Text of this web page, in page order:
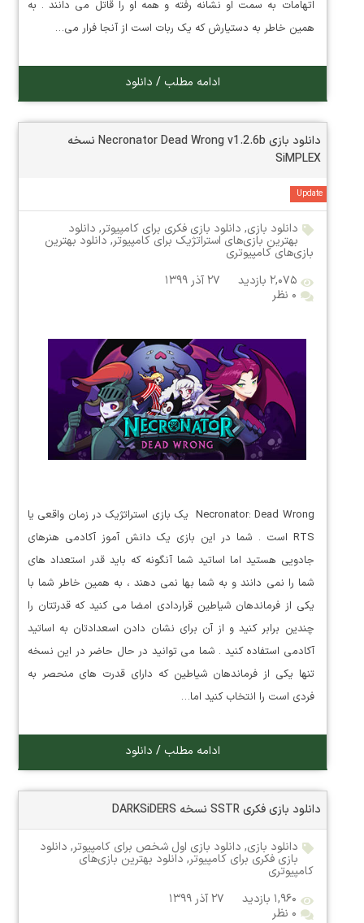
اتهامات به سمت او نشانه رفته و همه او را قاتل می دانند . به
همین خاطر به دستیارش که یک ربات است از آنجا فرار می…
ادامه مطلب / دانلود
دانلود بازی Necronator Dead Wrong v1.2.6b نسخه
SiMPLEX
Update
دانلود بازی, دانلود بازی فکری برای کامپیوتر, دانلود
بهترین بازی‌های استراتژیک برای کامپیوتر, دانلود بهترین
بازی‌های کامپیوتری
۲,۰۷۵ بازدید
۲۷ آذر ۱۳۹۹
۰ نظر
Necronator: Dead Wrong یک بازی استراتژیک در زمان واقعی یا
RTS است . شما در این بازی یک دانش آموز آکادمی هنرهای
جادویی هستید اما اساتید شما آنگونه که باید قدر استعداد های
شما را نمی دانند و به شما بها نمی دهند ، به همین خاطر شما با
یکی از فرماندهان شیاطین قراردادی امضا می کنید که قدرتتان را
چندین برابر کنید و از آن برای نشان دادن اسعدادتان به اساتید
آکادمی استفاده کنید . شما می توانید در حال حاضر در این نسخه
تنها یکی از فرماندهان شیاطین که دارای قدرت های منحصر به
فردی است را انتخاب کنید اما…
ادامه مطلب / دانلود
دانلود بازی فکری SSTR نسخه DARKSiDERS
دانلود بازی, دانلود بازی اول شخص برای کامپیوتر, دانلود
بازی فکری برای کامپیوتر, دانلود بهترین بازی‌های
کامپیوتری
۱,۹۶۰ بازدید
۲۷ آذر ۱۳۹۹
۰ نظر